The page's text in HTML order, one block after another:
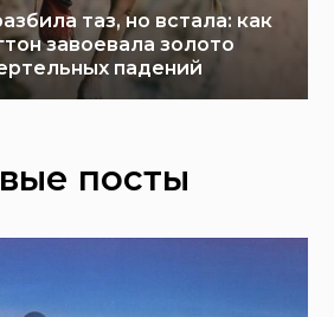
таз, но встала: как
завоевала золото
падений
посты